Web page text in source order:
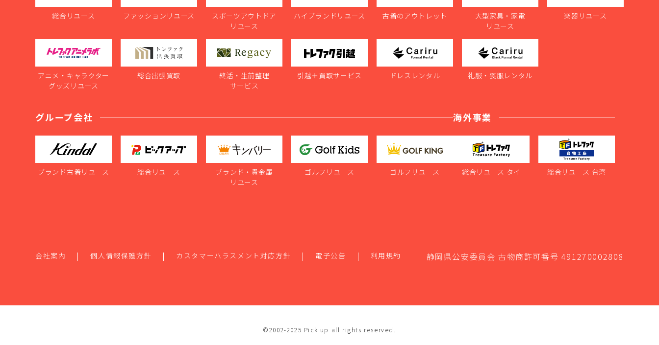
総合リユース ファッションリユース
スポーツアウトドア
リユース
ハイブランドリユース 古着のアウトレット
大型家具・家電
リユース
楽器リユース
アニメ・キャラクター
グッズリユース
総合出張買取
終活・生前整理
サービス
引越＋買取サービス ドレスレンタル 礼服・喪服レンタル
グループ会社
ブランド古着リユース 総合リユース
ブランド・貴金属
リユース
ゴルフリユース ゴルフリユース
海外事業
総合リユース タイ 総合リユース 台湾
会社案内 個人情報保護方針 カスタマーハラスメント対応方針 電子公告 利用規約 静岡県公安委員会 古物商許可番号 491270002808
©2002-2025 Pick up all rights reserved.